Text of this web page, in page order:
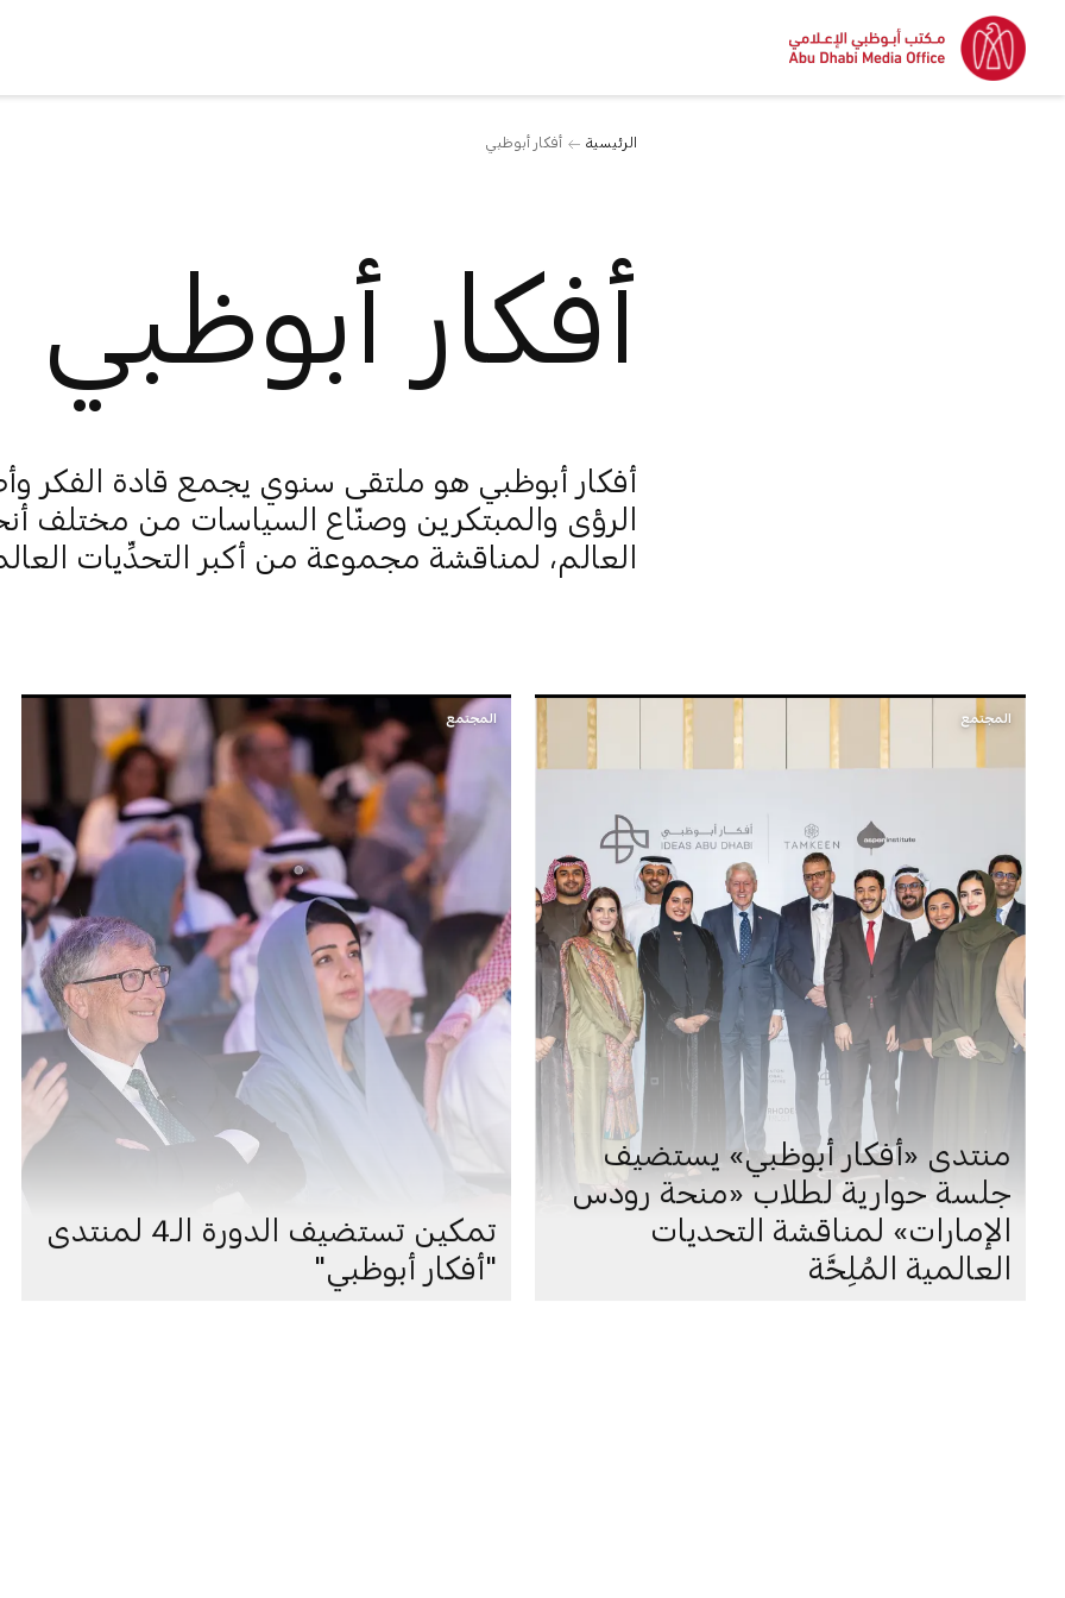
الرئيسية أفكار أبوظبي
أفكار أبوظبي
أفكار أبوظبي هو ملتقى سنوي يجمع قادة الفكر
الرؤى والمبتكرين وصنّاع السياسات من مختلف
العالم، لمناقشة مجموعة من أكبر التحدِّيات
المجتمع
منتدى «أفكار أبوظبي» يستضيف
جلسة حوارية لطلاب «منحة رودس
الإمارات» لمناقشة التحديات
العالمية المُلِحَّة
المجتمع
تمكين تستضيف الدورة الـ4 لمنتدى
"أفكار أبوظبي"